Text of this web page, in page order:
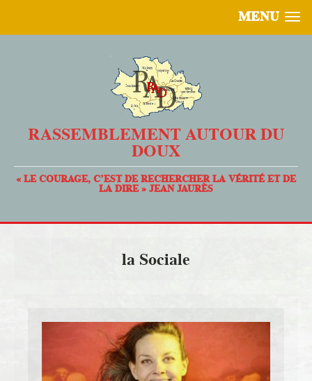
MENU
RASSEMBLEMENT AUTOUR DU
DOUX
« LE COURAGE, C’EST DE RECHERCHER LA VÉRITÉ ET DE
LA DIRE » JEAN JAURÈS
la Sociale